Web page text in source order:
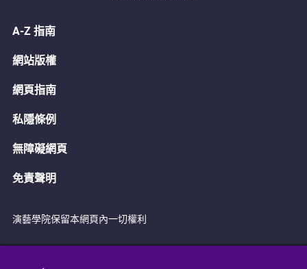
A-Z 指南
網站版權
網頁指南
私隱條例
無障礙網頁
免責聲明
演藝學院保留本網頁內一切權利